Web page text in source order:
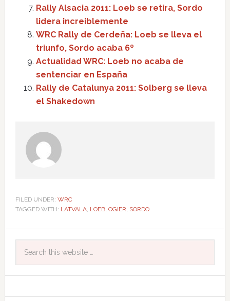
Rally Alsacia 2011: Loeb se retira, Sordo
lidera increiblemente
WRC Rally de Cerdeña: Loeb se lleva el
triunfo, Sordo acaba 6º
Actualidad WRC: Loeb no acaba de
sentenciar en España
Rally de Catalunya 2011: Solberg se lleva
el Shakedown
FILED UNDER: WRC
TAGGED WITH: LATVALA, LOEB, OGIER, SORDO